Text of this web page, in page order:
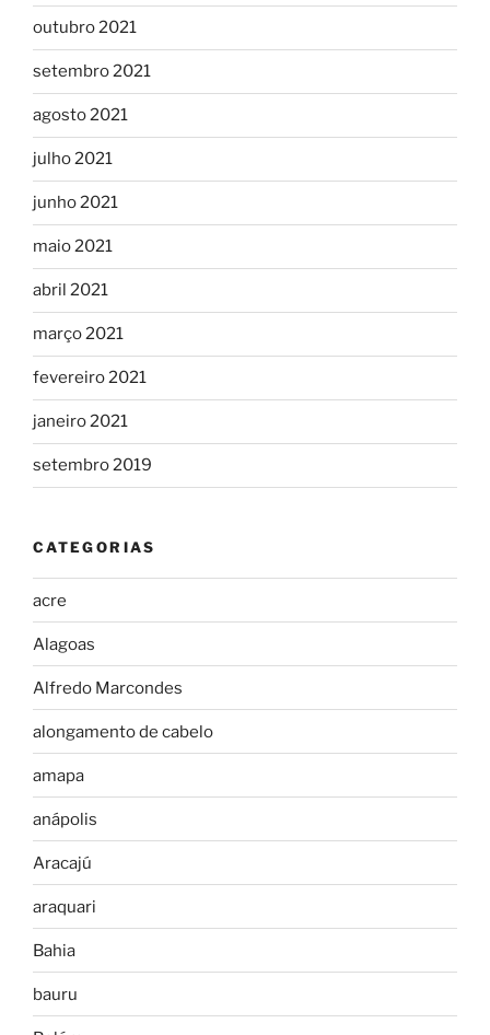
outubro 2021
setembro 2021
agosto 2021
julho 2021
junho 2021
maio 2021
abril 2021
março 2021
fevereiro 2021
janeiro 2021
setembro 2019
CATEGORIAS
acre
Alagoas
Alfredo Marcondes
alongamento de cabelo
amapa
anápolis
Aracajú
araquari
Bahia
bauru